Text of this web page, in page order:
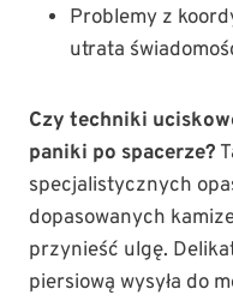
Problemy z
utrata
Czy techniki
paniki po spacerze?
specjalistycznych
dopasowanych
przynieść ulgę.
piersiową wysyła do